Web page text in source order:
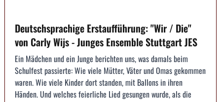
Deutschsprachige Erstaufführung: "Wir / Die"
von Carly Wijs - Junges Ensemble Stuttgart JES
Ein Mädchen und ein Junge berichten uns, was damals beim
Schulfest passierte: Wie viele Mütter, Väter und Omas gekommen
waren. Wie viele Kinder dort standen, mit Ballons in ihren
Händen. Und welches feierliche Lied gesungen wurde, als die